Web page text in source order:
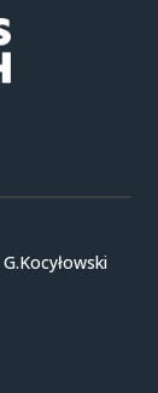
G.Kocyłowski